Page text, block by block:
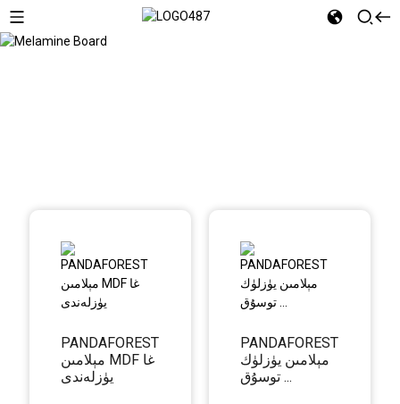
PANDAFOREST
مېلامىن MDF غا
يۈزلەندى
PANDAFOREST
مېلامىن يۈزلۈك
توسۇق ...